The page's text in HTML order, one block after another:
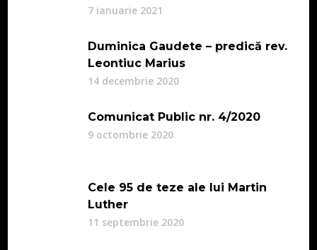
7 ianuarie 2021
Duminica Gaudete – predică rev.
Leontiuc Marius
14 decembrie 2020
Comunicat Public nr. 4/2020
9 octombrie 2020
Cele 95 de teze ale lui Martin
Luther
11 septembrie 2020